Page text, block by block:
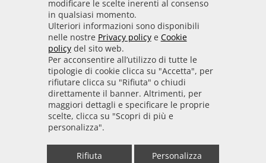
Sito realizzato seguendo le linee guida di sviluppo
per i servizi web delle PA pubblicate da AGID in
collaborazione con il TEAM PER LA
TRASFORMAZIONE DIGITALE.
• Informativa cookie • Informativa privacy
• Amministrazione trasparente • Whistleblowing
• Mappa del sito • Dichiarazione di accessibilità
modificare le scelte inerenti al consenso
in qualsiasi momento.
Ulteriori informazioni sono disponibili
nelle nostre Privacy policye Cookie
policydel sito web.
Per acconsentire all’utilizzo di tutte le
tipologie di cookie clicca su "Accetta", per
rifiutare clicca su "Rifiuta" o chiudi
direttamente il banner. Altrimenti, per
maggiori dettagli e specificare le proprie
scelte, clicca su "Scopri di più e
personalizza".
Rifiuta Personalizza